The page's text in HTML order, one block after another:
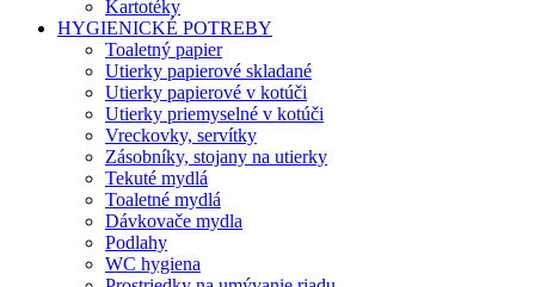
Kartotéky
HYGIENICKÉ POTREBY
Toaletný papier
Utierky papierové skladané
Utierky papierové v kotúči
Utierky priemyselné v kotúči
Vreckovky, servítky
Zásobníky, stojany na utierky
Tekuté mydlá
Toaletné mydlá
Dávkovače mydla
Podlahy
WC hygiena